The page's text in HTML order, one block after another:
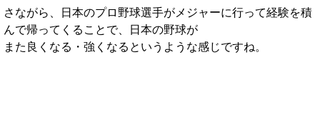
さながら、日本のプロ野球選手がメジャーに行って経験を積
んで帰ってくることで、日本の野球が
また良くなる・強くなるというような感じですね。